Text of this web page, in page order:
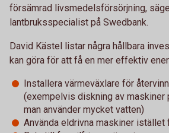
försämrad livsmedelsförsörjning,
lantbruksspecialist på Swedbank.
David Kästel listar några hållbara
kan göra för att få en mer effektiv
Installera värmeväxlare för
(exempelvis diskning av maskiner
man använder mycket vatten)
Använda eldrivna maskiner